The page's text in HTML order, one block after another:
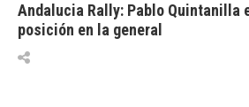
Andalucia Rally: Pablo Quintanilla
posición en la general